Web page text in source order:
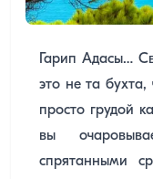
Гарип Адасы…
это не та бухта,
просто грудой
вы
спрятанными